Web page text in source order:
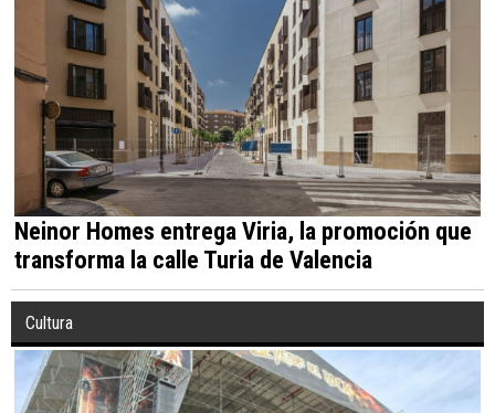
Neinor Homes entrega Viria, la promoción que
transforma la calle Turia de Valencia
Cultura